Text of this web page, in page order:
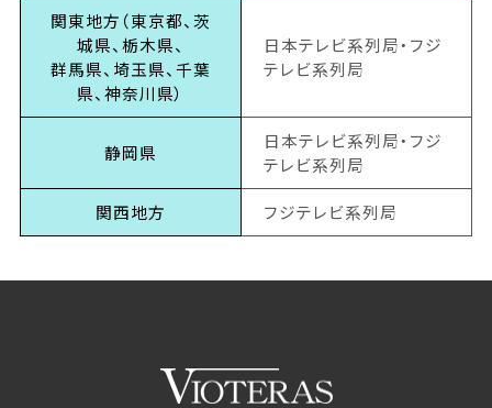
関東地方（東京都、茨
城県、栃木県、
群馬県、埼玉県、千葉
県、神奈川県）
日本テレビ系列局・フジ
テレビ系列局
静岡県
日本テレビ系列局・フジ
テレビ系列局
関西地方 フジテレビ系列局